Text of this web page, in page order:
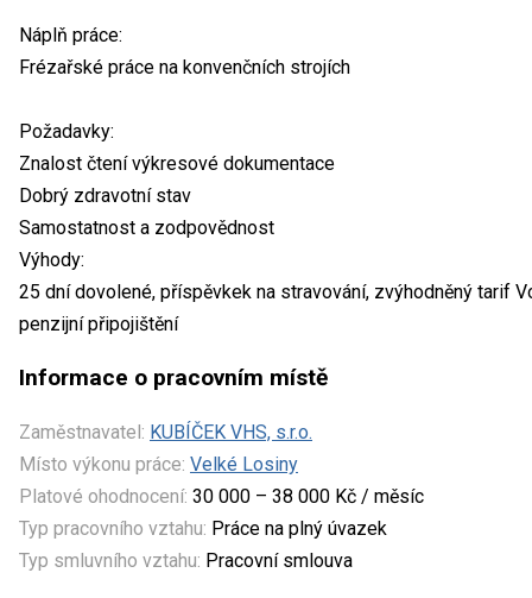
Náplň práce:
Frézařské práce na konvenčních strojích
Požadavky:
Znalost čtení výkresové dokumentace
Dobrý zdravotní stav
Samostatnost a zodpovědnost
Výhody:
25 dní dovolené, příspěvkek na stravování, zvýhodněný tarif
penzijní připojištění
Informace o pracovním místě
Zaměstnavatel: KUBÍČEK VHS, s.r.o.
Místo výkonu práce: Velké Losiny
Platové ohodnocení: 30 000 – 38 000 Kč / měsíc
Typ pracovního vztahu: Práce na plný úvazek
Typ smluvního vztahu: Pracovní smlouva